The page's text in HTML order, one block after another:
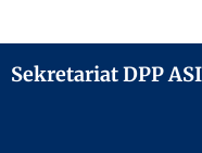
Sekretariat DPP